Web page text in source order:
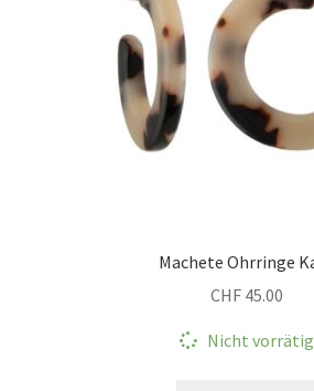
Machete Ohrringe
CHF 45.00
Nicht vorrätig